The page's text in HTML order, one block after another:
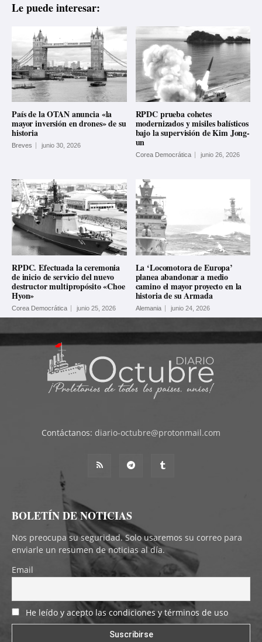
Le puede interesar:
País de la OTAN anuncia «la
mayor inversión en drones» de su
historia
Breves junio 30, 2026
RPDC prueba cohetes
modernizados y misiles balísticos
bajo la supervisión de Kim Jong-
un
Corea Democrática junio 26, 2026
RPDC. Efectuada la ceremonia
de inicio de servicio del nuevo
destructor multipropósito «Choe
Hyon»
Corea Democrática junio 25, 2026
La ‘Locomotora de Europa’
planea abandonar a medio
camino el mayor proyecto en la
historia de su Armada
Alemania junio 24, 2026
Contáctanos: diario-octubre@protonmail.com
BOLETÍN DE NOTICIAS
Nos preocupa su seguridad. Solo usaremos su correo para
enviarle un resumen de noticias al día.
Email
He leído y acepto las condiciones y términos de uso